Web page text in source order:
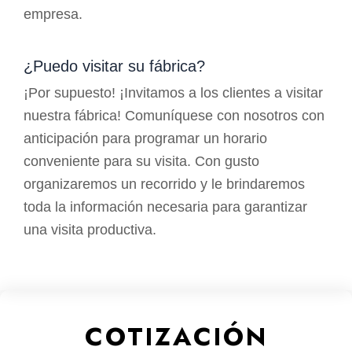
empresa.
¿Puedo visitar su fábrica?
¡Por supuesto! ¡Invitamos a los clientes a visitar
nuestra fábrica! Comuníquese con nosotros con
anticipación para programar un horario
conveniente para su visita. Con gusto
organizaremos un recorrido y le brindaremos
toda la información necesaria para garantizar
una visita productiva.
COTIZACIÓN